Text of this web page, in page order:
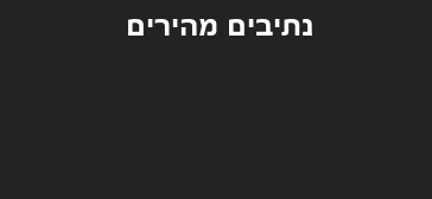
נתיבים מהירים